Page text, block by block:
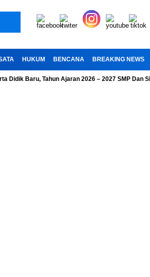
HUKUM BENCANA BREAKING NEWS
Tahun Ajaran 2026 – 2027 SMP Dan SMK